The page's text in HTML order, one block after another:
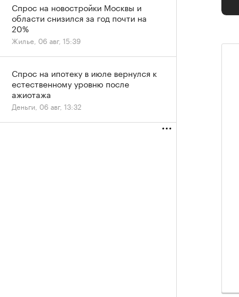
Спрос на новостройки Москвы и
области снизился за год почти на
20%
Жилье, 06 авг, 15:39
Спрос на ипотеку в июле вернулся к
естественному уровню после
ажиотажа
Деньги, 06 авг, 13:32